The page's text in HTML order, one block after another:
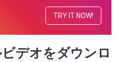
TRY IT NOW!
デオをダウンロ